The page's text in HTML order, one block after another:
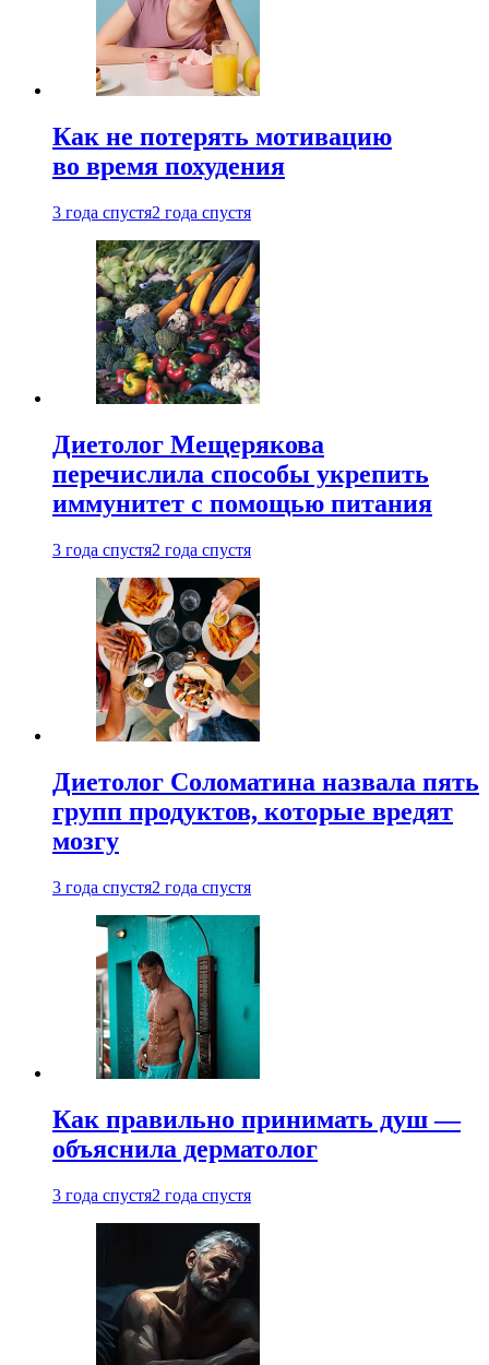
Как не потерять мотивацию
во время похудения
3 года спустя2 года спустя
Диетолог Мещерякова
перечислила способы укрепить
иммунитет с помощью питания
3 года спустя2 года спустя
Диетолог Соломатина назвала пять
групп продуктов, которые вредят
мозгу
3 года спустя2 года спустя
Как правильно принимать душ —
объяснила дерматолог
3 года спустя2 года спустя